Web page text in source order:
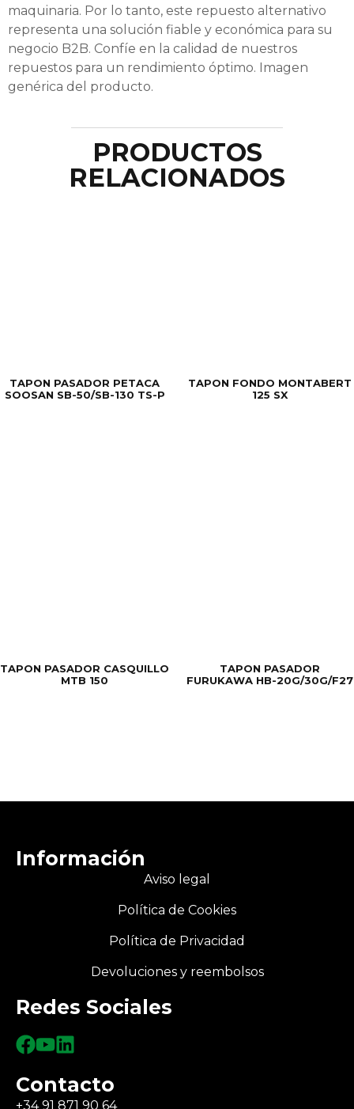
maquinaria. Por lo tanto, este repuesto alternativo
representa una solución fiable y económica para su
negocio B2B. Confíe en la calidad de nuestros
repuestos para un rendimiento óptimo. Imagen
genérica del producto.
PRODUCTOS
RELACIONADOS
TAPON PASADOR PETACA
SOOSAN SB-50/SB-130 TS-P
TAPON FONDO MONTABERT
125 SX
TAPON PASADOR CASQUILLO
MTB 150
TAPON PASADOR
FURUKAWA HB-20G/30G/F27
Información
Aviso legal
Política de Cookies
Política de Privacidad
Devoluciones y reembolsos
Redes Sociales
Contacto
+34 91 871 90 64